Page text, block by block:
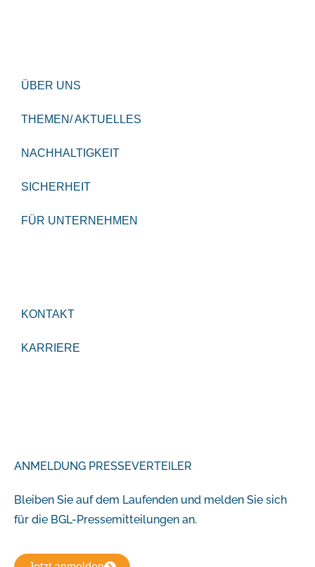
ÜBER UNS
THEMEN/ AKTUELLES
NACHHALTIGKEIT
SICHERHEIT
FÜR UNTERNEHMEN
KONTAKT
KARRIERE
ANMELDUNG PRESSEVERTEILER
Bleiben Sie auf dem Laufenden und melden Sie sich
für die BGL-Pressemitteilungen an.